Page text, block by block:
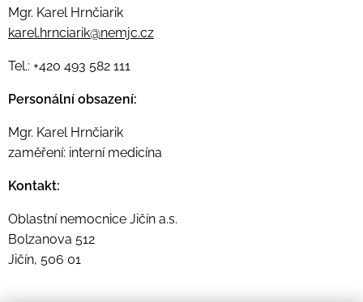
Mgr. Karel Hrnčiarik
karel.hrnciarik@nemjc.cz
Tel.: +420 493 582 111
Personální obsazení:
Mgr. Karel Hrnčiarik
zaměření: interní medicína
Kontakt:
Oblastní nemocnice Jičín a.s.
Bolzanova 512
Jičín, 506 01